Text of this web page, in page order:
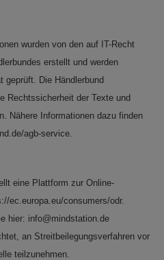
wurden von den auf IT-Recht
erstellt und werden
geprüft. Die Händlerbund
Rechtssicherheit der Texte und
Nähere Informationen dazu finden
agb-service.
eine Plattform zur Online-
ec.europa.eu/consumers/odr.
hier: info@mindstation.de
an Streitbeilegungsverfahren vor
teilzunehmen.